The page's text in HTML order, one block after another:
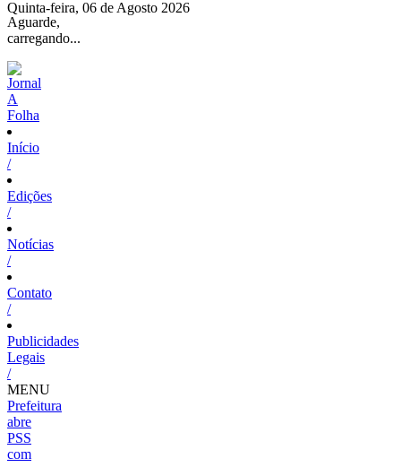
Aguarde,
carregando...
Quinta-feira, 06 de Agosto 2026
Início
/
Edições
/
Notícias
/
Contato
/
Publicidades
Legais
/
MENU
Prefeitura
abre
PSS
com